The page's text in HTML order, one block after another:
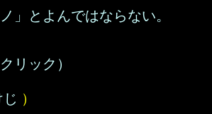
」とよんではならない。
リック）
）